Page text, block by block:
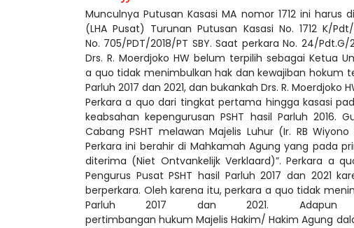
Munculnya Putusan Kasasi MA nomor 1712 ini harus
(LHA Pusat) Turunan Putusan Kasasi No. 1712 K/
No. 705/PDT/2018/PT SBY. Saat perkara No. 24/
Drs. R. Moerdjoko HW belum terpilih sebagai Ketua
a quo tidak menimbulkan hak dan kewajiban hokum
Parluh 2017 dan 2021, dan bukankah Drs. R.
Perkara a quo dari tingkat pertama hingga kasasi
keabsahan kepengurusan PSHT hasil Parluh
Cabang PSHT melawan Majelis Luhur (Ir. RB
Perkara ini berahir di Mahkamah Agung yang pada
diterima (Niet Ontvankelijk Verklaard)”. Perkara a
Pengurus Pusat PSHT hasil Parluh 2017 dan 2021
berperkara. Oleh karena itu, perkara a quo tidak
Parluh 2017 dan 2021. Adapun
pertimbangan hukum Majelis Hakim/ Hakim Agung